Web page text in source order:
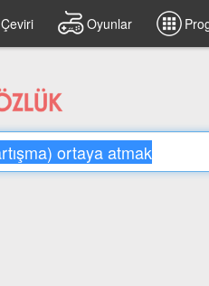
Çeviri Oyunlar